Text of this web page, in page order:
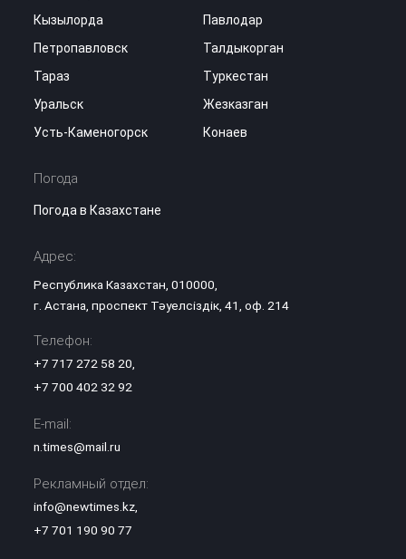
Кызылорда
Павлодар
Петропавловск
Талдыкорган
Тараз
Туркестан
Уральск
Жезказган
Усть-Каменогорск
Конаев
Погода
Погода в Казахстане
Адрес:
Республика Казахстан, 010000,
г. Астана, проспект Тәуелсіздік, 41, оф. 214
Телефон:
+7 717 272 58 20
+7 700 402 32 92
E-mail:
n.times@mail.ru
Рекламный отдел:
info@newtimes.kz,
+7 701 190 90 77